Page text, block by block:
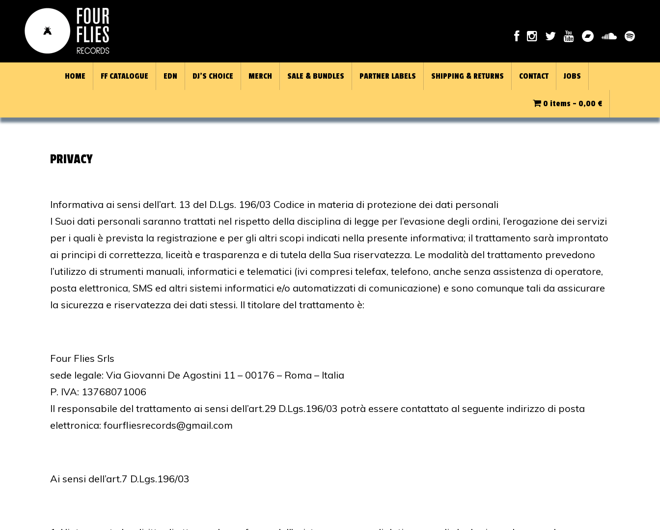
HOME FF CATALOGUE EDN DJ’S CHOICE MERCH SALE & BUNDLES PARTNER LABELS SHIPPING & RETURNS CONTACT JOBS
0 items - 0,00 €
PRIVACY
Informativa ai sensi dell’art. 13 del D.Lgs. 196/03 Codice in materia di protezione dei dati personali
I Suoi dati personali saranno trattati nel rispetto della disciplina di legge per l’evasione degli ordini, l’erogazione dei servizi
per i quali è prevista la registrazione e per gli altri scopi indicati nella presente informativa; il trattamento sarà improntato
ai principi di correttezza, liceità e trasparenza e di tutela della Sua riservatezza. Le modalità del trattamento prevedono
l’utilizzo di strumenti manuali, informatici e telematici (ivi compresi telefax, telefono, anche senza assistenza di operatore,
posta elettronica, SMS ed altri sistemi informatici e/o automatizzati di comunicazione) e sono comunque tali da assicurare
la sicurezza e riservatezza dei dati stessi. Il titolare del trattamento è:
Four Flies Srls
sede legale: Via Giovanni De Agostini 11 – 00176 – Roma – Italia
P. IVA: 13768071006
Il responsabile del trattamento ai sensi dell’art.29 D.Lgs.196/03 potrà essere contattato al seguente indirizzo di posta
elettronica: fourfliesrecords@gmail.com
Ai sensi dell’art.7 D.Lgs.196/03